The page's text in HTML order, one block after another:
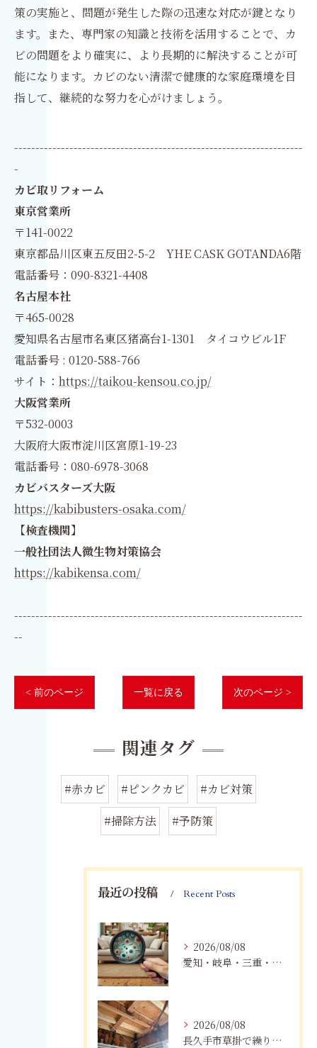
策の実施と、問題が発生した際の迅速な対応が鍵となり
ます。また、専門家の知識と技術を活用することで、カ
ビの問題をより確実に、より長期的に解決することが可
能になります。カビのない清潔で健康的な家庭環境を目
指して、継続的な努力を心がけましょう。
--------------------------------------------------------------------
-
カビ取リフォーム
東京営業所
〒141-0022
東京都品川区東五反田2-5-2 YHE CASK GOTANDA6階
電話番号：090-8321-4408
名古屋本社
〒465-0028
愛知県名古屋市名東区猪高台1-1301 タイコウビル1F
電話番号 : 0120-588-766
サイト： https://taikou-kensou.co.jp/
大阪営業所
〒532-0003
大阪府大阪市淀川区宮原1-19-23
電話番号：080-6978-3068
カビバスターズ大阪
https://kabibusters-osaka.com/
【検査機関】
一般社団法人微生物対策協会
https://kabikensa.com/
--------------------------------------------------------------------
--
< 前のページ 一覧に戻る 次のページ >
関連タグ
#赤カビ #ピンクカビ
#カビ対策
#掃除方法
#予防策
最近の投稿 Recent Posts
2026/08/08
愛知・岐阜・三重・静岡で真菌（カビ）による健康被害にお悩みの方へ｜室内環境改善とMIST工法®による専門対策
2026/08/08
長久手市草掛で繰り返すカビにお困りの方へ｜原因から解決策まで紹介